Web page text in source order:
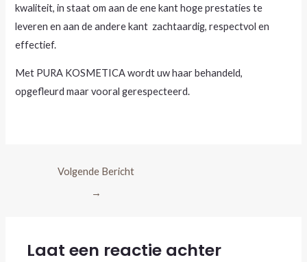
kwaliteit, in staat om aan de ene kant hoge prestaties te
leveren en aan de andere kant zachtaardig, respectvol en
effectief.
Met PURA KOSMETICA wordt uw haar behandeld,
opgefleurd maar vooral gerespecteerd.
Volgende Bericht
→
Laat een reactie achter